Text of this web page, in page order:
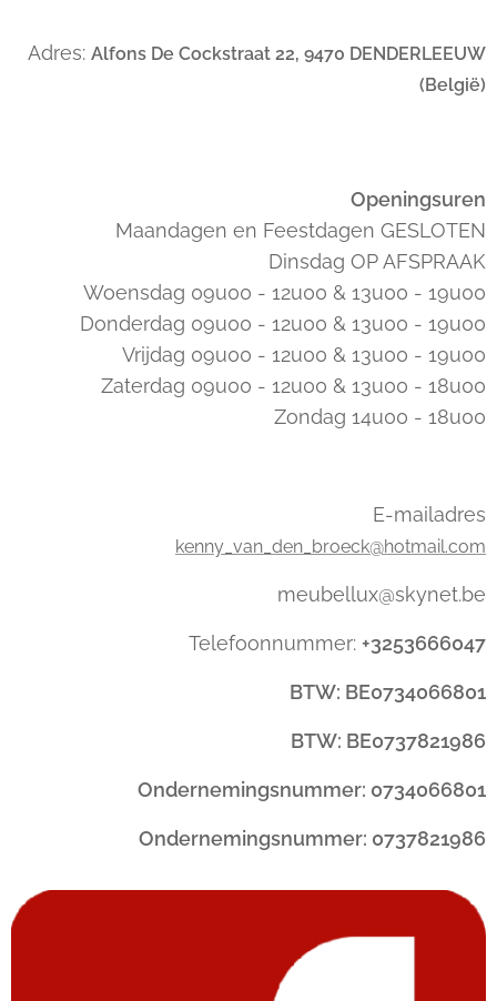
Adres: Alfons De Cockstraat 22, 9470 DENDERLEEUW
(België)
Openingsuren
Maandagen en Feestdagen GESLOTEN
Dinsdag OP AFSPRAAK
Woensdag 09u00 - 12u00 & 13u00 - 19u00
Donderdag 09u00 - 12u00 & 13u00 - 19u00
Vrijdag 09u00 - 12u00 & 13u00 - 19u00
Zaterdag 09u00 - 12u00 & 13u00 - 18u00
Zondag 14u00 - 18u00
E-mailadres
kenny_van_den_broeck@hotmail.com
meubellux@skynet.be
Telefoonnummer: +3253666047
BTW: BE0734066801
BTW: BE0737821986
Ondernemingsnummer: 0734066801
Ondernemingsnummer: 0737821986